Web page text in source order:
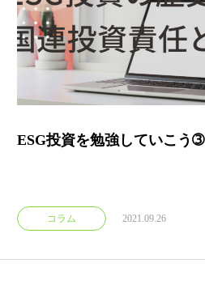
ESG投資を勉強していこう➂
コラム 2021.09.26